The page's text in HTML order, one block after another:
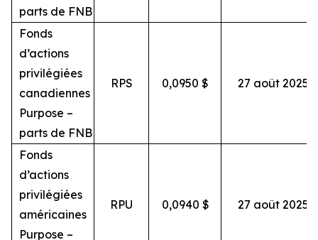
parts de FNB
Fonds
d’actions
privilégiées
canadiennes
Purpose –
parts de FNB
RPS 0,0950 $ 27 août 2025
Fonds
d’actions
privilégiées
américaines
Purpose –
RPU 0,0940 $ 27 août 2025